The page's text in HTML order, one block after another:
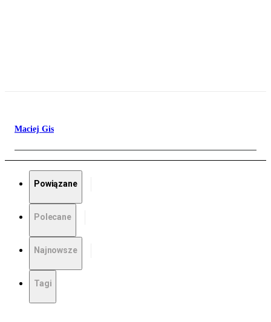
Maciej Gis
Powiązane
Polecane
Najnowsze
Tagi